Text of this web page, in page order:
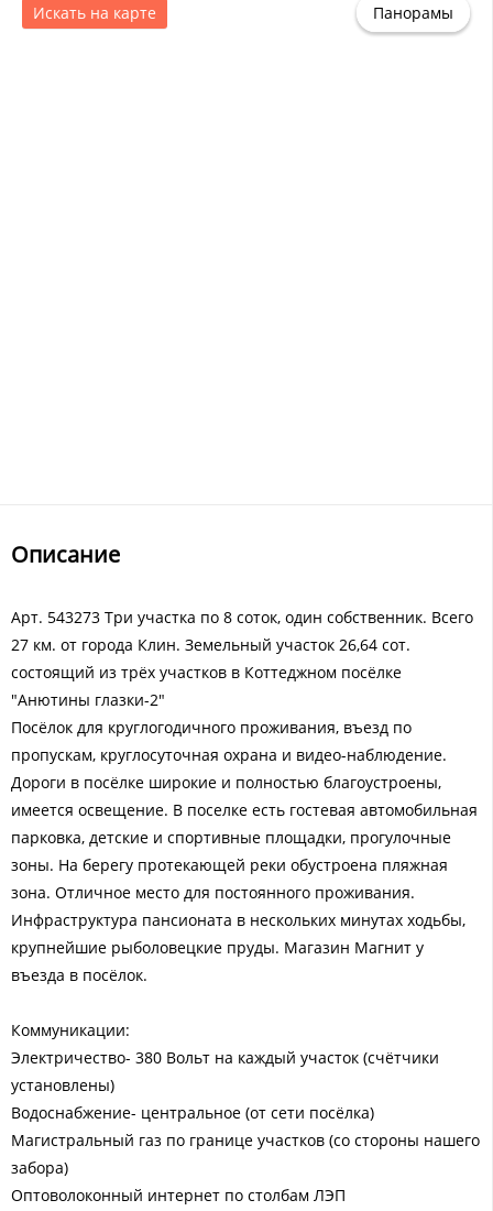
Описание
Арт. 543273 Три участка по 8 соток, один собственник. Всего
27 км. от города Клин. Земельный участок 26,64 сот.
состоящий из трёх участков в Коттеджном посёлке
"Анютины глазки-2"
Посёлок для круглогодичного проживания, въезд по
пропускам, круглосуточная охрана и видео-наблюдение.
Дороги в посёлке широкие и полностью благоустроены,
имеется освещение. В поселке есть гостевая автомобильная
парковка, детские и спортивные площадки, прогулочные
зоны. На берегу протекающей реки обустроена пляжная
зона. Отличное место для постоянного проживания.
Инфраструктура пансионата в нескольких минутах ходьбы,
крупнейшие рыболовецкие пруды. Магазин Магнит у
въезда в посёлок.
Коммуникации:
Электричество- 380 Вольт на каждый участок (счётчики
установлены)
Водоснабжение- центральное (от сети посёлка)
Магистральный газ по границе участков (со стороны нашего
забора)
Оптоволоконный интернет по столбам ЛЭП
Искать на карте Панорамы